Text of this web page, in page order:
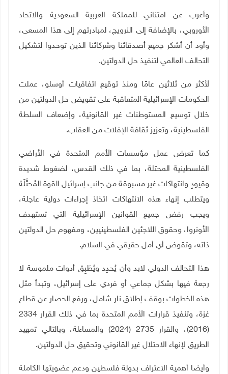
وأعرب عن امتناني للمملكة العربية السعودية والاتحاد
الأوروبي، بالإضافة إلى النرويج، لمبادرتهم إلى هذا المسعى،
وأود أن أشكر جميع أصدقائنا وشركائنا الذين توحدوا لتشكيل
التحالف العالمي لتنفيذ حل الدولتين.
لأكثر من ثلاثين عامًا ومنذ توقيع اتفاقيات أوسلو، عملت
الحكومات الإسرائيلية المتعاقبة على تقويض حل الدولتين من
خلال توسيع المستوطنات غير القانونية، وإضعاف السلطة
الفلسطينية، وتعزيز ثقافة الإفلات من العقاب.
كما تعرض عمل مؤسسات الأمم المتحدة في الأراضي
الفلسطينية المحتلة، بما في ذلك القدس، لضغوط شديدة
وقيودٍ وانتهاكات غير مسبوقة من جانب إسرائيل القوة المُحتَّلَة
ويتطلب إنهاء هذه الانتهاكات اتخاذ إجراءات دولية عاجلة،
ويجب رفض جميع القوانين الإسرائيلية التي تستهدف
الأونروا، وحقوق اللاجئين الفلسطينيين، ومفهوم حل الدولتين
ذاته، وتقوض أي أمل حقيقي في السلام.
هذا التحالف الدولي لابد وأن يُحدِد ويُطَبِق أدوات ملموسة لا
رجعة فيها بشكل جماعي أو فردي على إسرائيل، وتبدأ مثل
هذه الخطوات بوقف إطلاق نار شامل، ورفع الحصار عن قطاع
غزة، وتنفيذ قرارات الأمم المتحدة بما في ذلك القرار 2334
(2016)، والقرار 2735 (2024) والمساءلة، وبالتالي تمهيد
الطريق لإنهاء الاحتلال غير القانوني وتحقيق حل الدولتين.
وأيضا أهمية الاعتراف بدولة فلسطين ودعم عضويتها الكاملة